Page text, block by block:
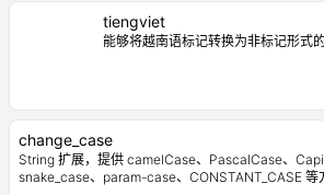
tiengviet
能够将越南语标记转换为非标记形式的
change_case
String 扩展，提供 camelCase、PascalCase、
snake_case、param-case、CONSTANT_CASE 等